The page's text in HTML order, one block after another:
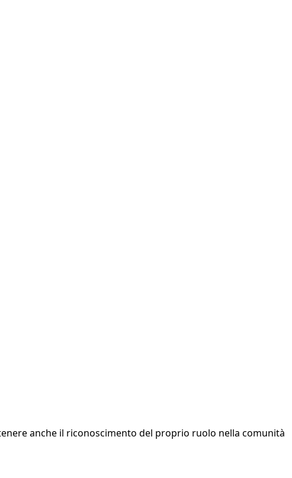
anche il riconoscimento del proprio ruolo nella comunità